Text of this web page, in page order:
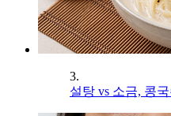
3.
설탕 vs 소금, 콩